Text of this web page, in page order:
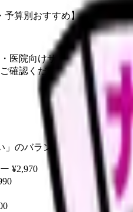
医院向けサービスへの問
確認ください。
のバランスが鉄板。
¥2,970